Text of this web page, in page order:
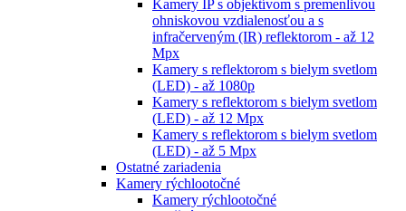
Kamery IP s objektívom s premenlivou
ohniskovou vzdialenosťou a s
infračerveným (IR) reflektorom - až 12
Mpx
Kamery s reflektorom s bielym svetlom
(LED) - až 1080p
Kamery s reflektorom s bielym svetlom
(LED) - až 12 Mpx
Kamery s reflektorom s bielym svetlom
(LED) - až 5 Mpx
Ostatné zariadenia
Kamery rýchlootočné
Kamery rýchlootočné